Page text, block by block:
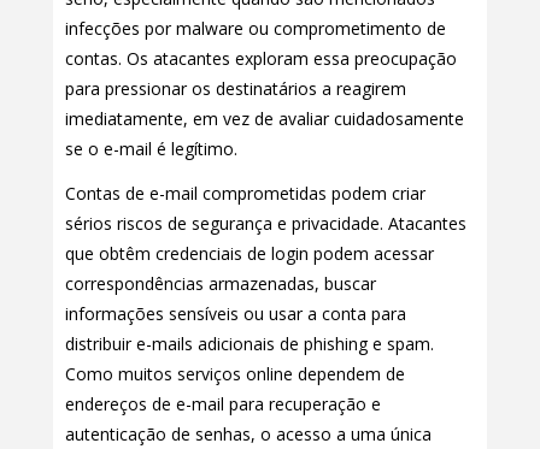
infecções por malware ou comprometimento de
contas. Os atacantes exploram essa preocupação
para pressionar os destinatários a reagirem
imediatamente, em vez de avaliar cuidadosamente
se o e-mail é legítimo.
Contas de e-mail comprometidas podem criar
sérios riscos de segurança e privacidade. Atacantes
que obtêm credenciais de login podem acessar
correspondências armazenadas, buscar
informações sensíveis ou usar a conta para
distribuir e-mails adicionais de phishing e spam.
Como muitos serviços online dependem de
endereços de e-mail para recuperação e
autenticação de senhas, o acesso a uma única